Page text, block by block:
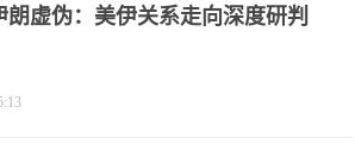
朗虚伪：美伊关系走向深度研判